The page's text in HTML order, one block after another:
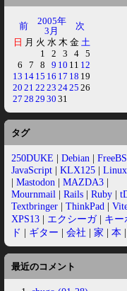
前
2005年
3月
次
日 月 火 水 木 金 土
1
2 3 4 5
6
7 8 9 10 11 12
13 14 15 16 17 18 19
20 21 22 23 2425 26
27 28 29 30 31
タグ
250DUKE | Debian |
JavaScript | KLX125 | Linux
| Mastodon | MAZDA3 |
Mournmail | Rails | Ruby |
Textbringer | ThinkPad |
XPS13 | エクシーガ| キー
ド | ギター | 会社 | 家 | 本 |
最近のコメント